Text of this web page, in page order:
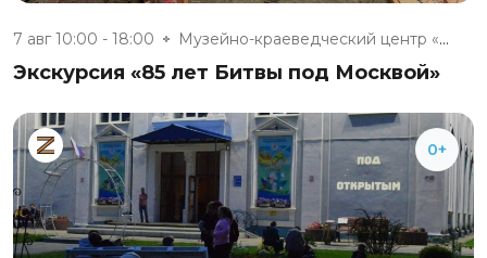
7 авг 10:00 - 18:00 Музейно-краеведческий центр «М...
Экскурсия «85 лет Битвы под Москвой»
0+